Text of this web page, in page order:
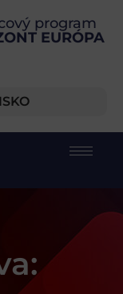
program
EURÓPA